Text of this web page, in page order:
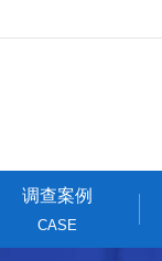
调查案例
CASE